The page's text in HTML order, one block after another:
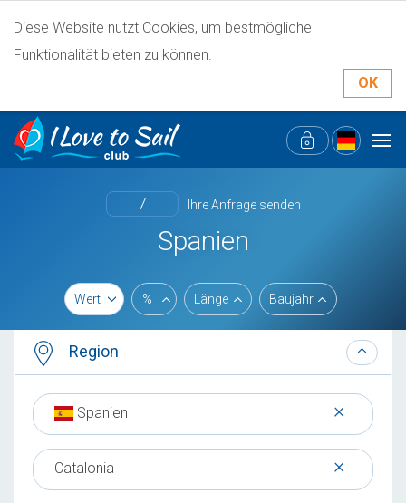
Diese Website nutzt Cookies, um bestmögliche
Funktionalität bieten zu können.
OK
7 Ihre Anfrage senden
Spanien
Wert % Länge Baujahr
Region
×
Spanien
×
Catalonia